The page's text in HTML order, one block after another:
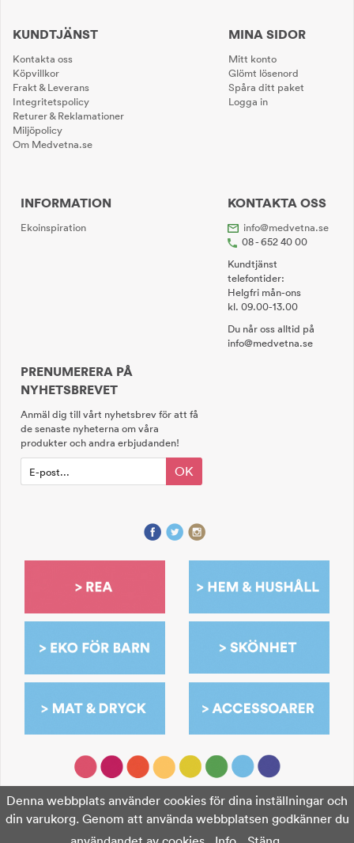
KUNDTJÄNST
Kontakta oss
Köpvillkor
Frakt & Leverans
Integritetspolicy
Returer & Reklamationer
Miljöpolicy
Om Medvetna.se
MINA SIDOR
Mitt konto
Glömt lösenord
Spåra ditt paket
Logga in
INFORMATION
Ekoinspiration
KONTAKTA OSS
info@medvetna.se
08 - 652 40 00
Kundtjänst
telefontider:
Helgfri mån-ons
kl. 09.00-13.00
Du når oss alltid på
info@medvetna.se
PRENUMERERA PÅ
NYHETSBREVET
Anmäl dig till vårt nyhetsbrev för att få
de senaste nyheterna om våra
produkter och andra erbjudanden!
OK
Denna webbplats använder cookies för dina inställningar och
din varukorg. Genom att använda webbplatsen godkänner du